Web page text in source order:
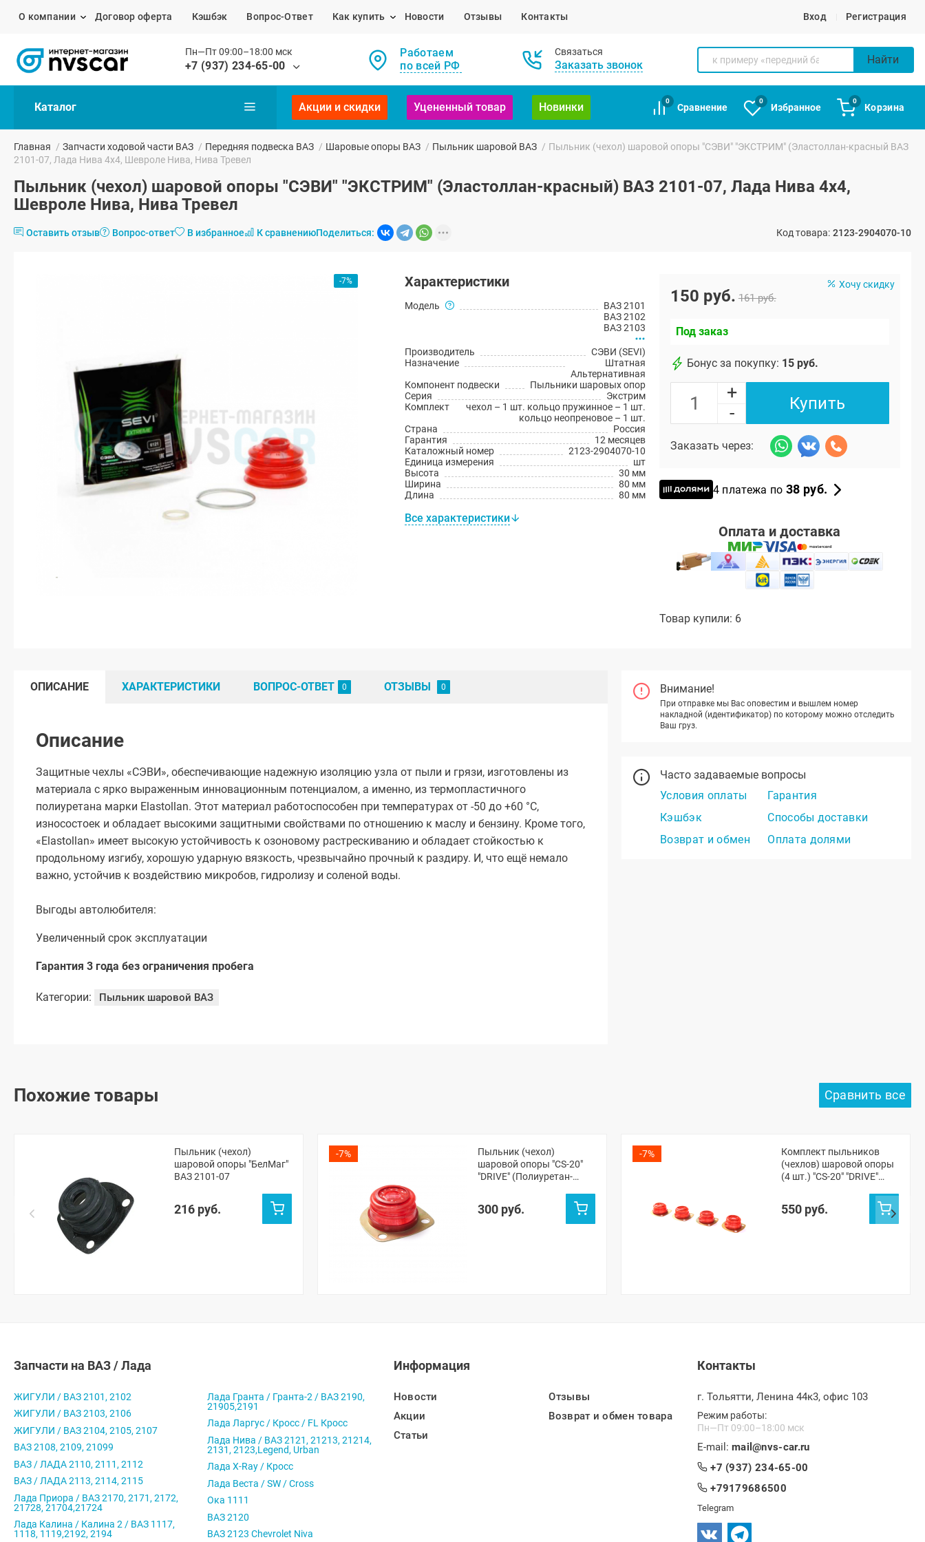
О компании Договор оферта Кэшбэк Вопрос-Ответ Как купить Новости Отзывы Контакты Вход Регистрация
Пн—Пт 09:00–18:00 мск
+7 (937) 234-65-00
Работаем
по всей РФ
Связаться
Заказать звонок Найти
Каталог Акции и скидки Уцененный товар Новинки
0
Сравнение
0
Избранное
0
Корзина
Главная / Запчасти ходовой части ВАЗ / Передняя подвеска ВАЗ / Шаровые опоры ВАЗ / Пыльник шаровой ВАЗ / Пыльник (чехол) шаровой опоры "СЭВИ" "ЭКСТРИМ" (Эластоллан-красный ВАЗ
2101-07, Лада Нива 4х4, Шевроле Нива, Нива Тревел
Пыльник (чехол) шаровой опоры "СЭВИ" "ЭКСТРИМ" (Эластоллан-красный) ВАЗ 2101-07, Лада Нива 4х4,
Шевроле Нива, Нива Тревел
Оставить отзыв Вопрос-ответ В избранное К сравнениюПоделиться: Код товара: 2123-2904070-10
-7% Характеристики
Модель
ВАЗ 2101
ВАЗ 2102
ВАЗ 2103
Производитель
СЭВИ (SEVI)
Назначение
Штатная
Альтернативная
Компонент подвески
Пыльники шаровых опор
Серия
Экстрим
Комплект
чехол – 1 шт. кольцо пружинное – 1 шт.
кольцо неопреновое – 1 шт.
Страна
Россия
Гарантия
12 месяцев
Каталожный номер
2123-2904070-10
Единица измерения
шт
Высота
30 мм
Ширина
80 мм
Длина
80 мм
Все характеристики
Хочу скидку
150 руб. 161 руб.
Под заказ
Бонус за покупку: 15 руб.
+
-
Купить
Заказать через:
4 платежа по 38 руб.
Оплата и доставка
Товар купили: 6
Внимание!
При отправке мы Вас оповестим и вышлем номер
накладной (идентификатор) по которому можно отследить
Ваш груз.
Часто задаваемые вопросы
Условия оплаты
Гарантия
Кэшбэк
Способы доставки
Возврат и обмен
Оплата долями
ОПИСАНИЕ ХАРАКТЕРИСТИКИ ВОПРОС-ОТВЕТ ОТЗЫВЫ
Описание
Защитные чехлы «СЭВИ», обеспечивающие надежную изоляцию узла от пыли и грязи, изготовлены из
материала с ярко выраженным инновационным потенциалом, а именно, из термопластичного
полиуретана марки Elastollan. Этот материал работоспособен при температурах от -50 до +60 °С,
износостоек и обладает высокими защитными свойствами по отношению к маслу и бензину. Кроме того,
«Elastollan» имеет высокую устойчивость к озоновому растрескиванию и обладает стойкостью к
продольному изгибу, хорошую ударную вязкость, чрезвычайно прочный к раздиру. И, что ещё немало
важно, устойчив к воздействию микробов, гидролизу и соленой воды.
Выгоды автолюбителя:
Увеличенный срок эксплуатации
Гарантия 3 года без ограничения пробега
Категории: Пыльник шаровой ВАЗ
Похожие товары
Пыльник (чехол)
шаровой опоры "БелМаг"
ВАЗ 2101-07
216 руб.
-7%
Пыльник (чехол)
шаровой опоры "CS-20"
"DRIVE" (Полиуретан-
300 руб.
-7%
Комплект пыльников
(чехлов) шаровой опоры
(4 шт.) "CS-20" "DRIVE"
550 руб.
Запчасти на ВАЗ / Лада
ЖИГУЛИ / ВАЗ 2101, 2102
ЖИГУЛИ / ВАЗ 2103, 2106
ЖИГУЛИ / ВАЗ 2104, 2105, 2107
ВАЗ 2108, 2109, 21099
ВАЗ / ЛАДА 2110, 2111, 2112
ВАЗ / ЛАДА 2113, 2114, 2115
Лада Приора / ВАЗ 2170, 2171, 2172,
21728, 21704,21724
Лада Калина / Калина 2 / ВАЗ 1117,
1118, 1119,2192, 2194
Лада Гранта / Гранта-2 / ВАЗ 2190,
21905,2191
Лада Ларгус / Кросс / FL Кросс
Лада Нива / ВАЗ 2121, 21213, 21214,
2131, 2123,Legend, Urban
Лада X-Ray / Кросс
Лада Веста / SW / Cross
Ока 1111
ВАЗ 2120
ВАЗ 2123 Chevrolet Niva
Информация
Новости
Акции
Статьи
Отзывы
Возврат и обмен товара
Контакты
г. Тольятти, Ленина 44к3, офис 103
Режим работы:
Пн—Пт 09:00–18:00 мск
E-mail: mail@nvs-car.ru
+7 (937) 234-65-00
+79179686500
Telegram